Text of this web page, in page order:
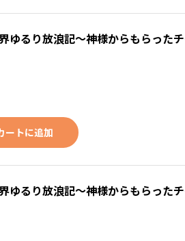
ゆるり放浪記～神様からもらった
ートに追加
ゆるり放浪記～神様からもらった